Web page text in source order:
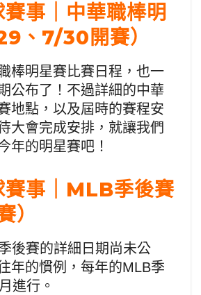
事｜中華職棒明
、7/30開賽）
棒明星賽比賽日程，也一
公布了！不過詳細的中華
地點，以及屆時的賽程安
大會完成安排，就讓我們
年的明星賽吧！
事｜MLB季後賽
）
後賽的詳細日期尚未公
年的慣例，每年的MLB季
進行。